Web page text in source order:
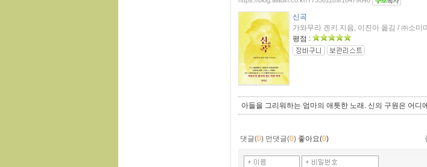
신곡
가와무라 겐키 지음, 이진아 옮김 / ㈜소미
평점 :
아들을 그리워하는 엄마의 애틋한 노래. 신의 구원은 어디
댓글(0) 먼댓글(0) 좋아요(0)